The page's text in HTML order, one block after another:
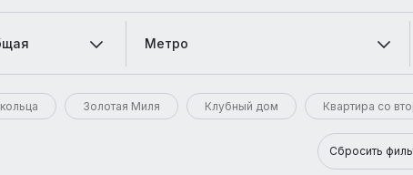
Метро
Золотая Миля Клубный дом Квартира со
Сбросить